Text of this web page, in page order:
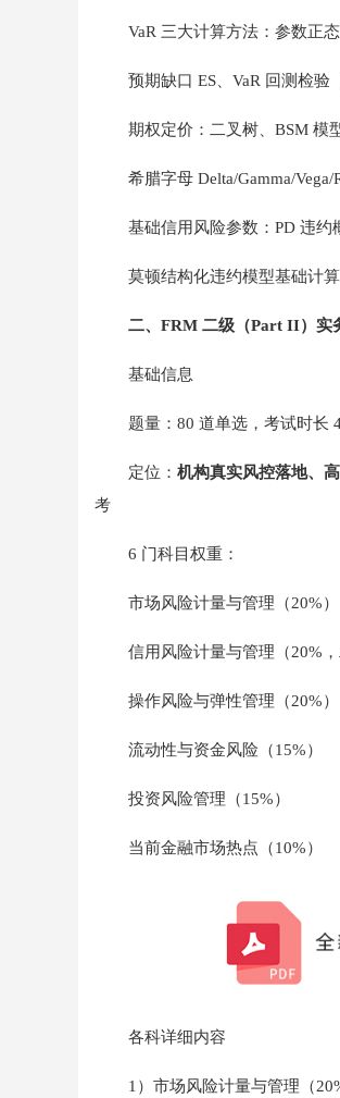
VaR 三大计算方法：参数正
预期缺口 ES、VaR 回测检验
期权定价：二叉树、BSM 模
希腊字母 Delta/Gamma/
基础信用风险参数：PD 违
莫顿结构化违约模型基础计算
二、FRM 二级（Part II）实
基础信息
题量：80 道单选，考试时长
定位： 机构真实风控落地、
考
6 门科目权重：
市场风险计量与管理（20%）
信用风险计量与管理（20%，
操作风险与弹性管理（20%）
流动性与资金风险（15%）
投资风险管理（15%）
当前金融市场热点（10%）
各科详细内容
1）市场风险计量与管理（